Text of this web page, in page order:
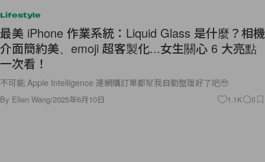
Lifestyle
最美 iPhone 作業系統：Liquid Glass 是什麼？相機
介面簡約美、emoji 超客製化...女生關心 6 大亮點
一次看！
不可能 Apple Intelligence 連網購訂單都幫我自動整理好了吧🥹
By Ellen Wang/2025年6月10日 1.1K 0